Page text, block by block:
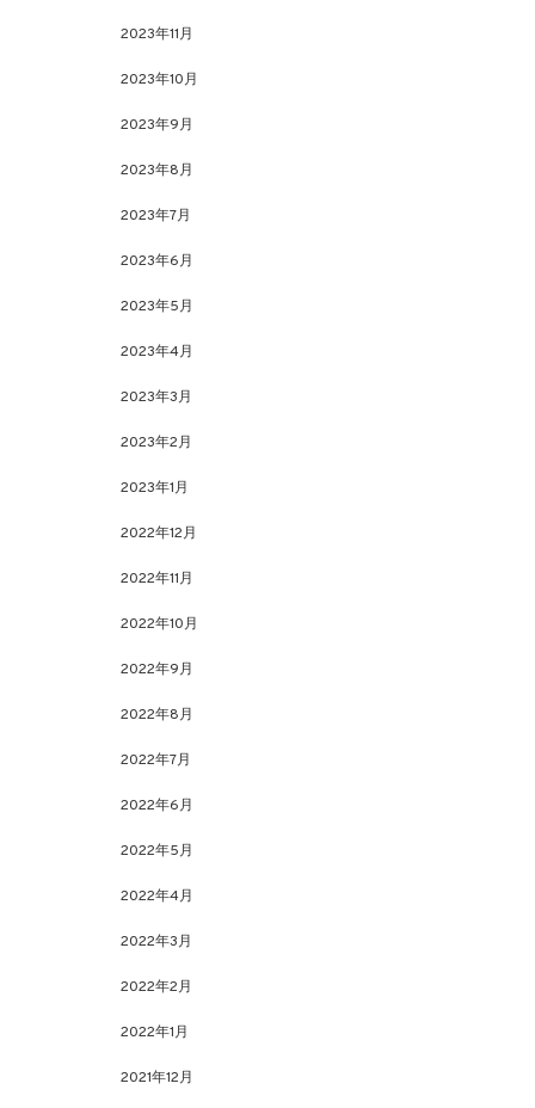
2023年11月
2023年10月
2023年9月
2023年8月
2023年7月
2023年6月
2023年5月
2023年4月
2023年3月
2023年2月
2023年1月
2022年12月
2022年11月
2022年10月
2022年9月
2022年8月
2022年7月
2022年6月
2022年5月
2022年4月
2022年3月
2022年2月
2022年1月
2021年12月